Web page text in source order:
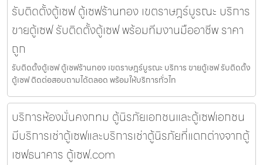
รับติดตั้งตู้เซฟ ตู้เซฟร้านทอง เขตราษฎร์บูรณะ บริการ
ขายตู้เซฟ รับติดตั้งตู้เซฟ พร้อมทีมงานมืออาชีพ ราคา
ถูก
รับติดตั้งตู้เซฟ ตู้เซฟร้านทอง เขตราษฎร์บูรณะ บริการ ขายตู้เซฟ รับติดตั้ง
ตู้เซฟ ติดต่อสอบถามได้ตลอด พร้อมให้บริการทั่วไท
บริการห้องมั่นคงกทม ตู้นิรภัยเอกชนและตู้เซฟเอกชน
มีบริการเช่าตู้เซฟและบริการเช่าตู้นิรภัยที่แตกต่างจากตู้
เซฟธนาคาร ตู้เซฟ.com